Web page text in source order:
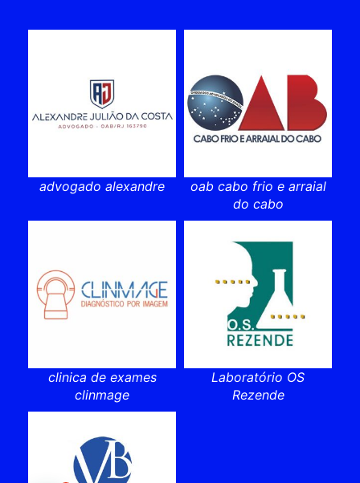
advogado alexandre
oab cabo frio e arraial
do cabo
clinica de exames
clinmage
Laboratório OS
Rezende